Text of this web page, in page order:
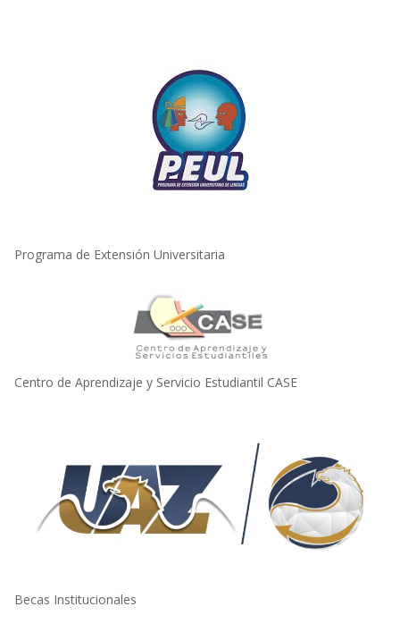
Programa de Extensión Universitaria
Centro de Aprendizaje y Servicio Estudiantil CASE
Becas Institucionales